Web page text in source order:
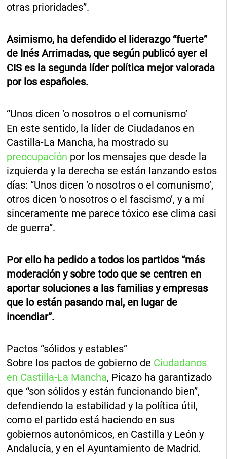
otras prioridades”.
Asimismo, ha defendido el liderazgo “fuerte”
de Inés Arrimadas, que según publicó ayer el
CIS es la segunda líder política mejor valorada
por los españoles.
“Unos dicen ‘o nosotros o el comunismo’
En este sentido, la líder de Ciudadanos en
Castilla-La Mancha, ha mostrado su
preocupación por los mensajes que desde la
izquierda y la derecha se están lanzando estos
días: “Unos dicen ‘o nosotros o el comunismo’,
otros dicen ‘o nosotros o el fascismo’, y a mí
sinceramente me parece tóxico ese clima casi
de guerra”.
Por ello ha pedido a todos los partidos “más
moderación y sobre todo que se centren en
aportar soluciones a las familias y empresas
que lo están pasando mal, en lugar de
incendiar”.
Pactos “sólidos y estables”
Sobre los pactos de gobierno de Ciudadanos
en Castilla-La Mancha, Picazo ha garantizado
que “son sólidos y están funcionando bien”,
defendiendo la estabilidad y la política útil,
como el partido está haciendo en sus
gobiernos autonómicos, en Castilla y León y
Andalucía, y en el Ayuntamiento de Madrid.